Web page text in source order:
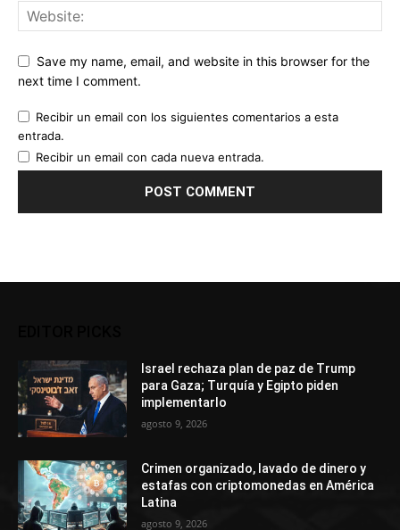
Save my name, email, and website in this browser for the
next time I comment.
Recibir un email con los siguientes comentarios a esta
entrada.
Recibir un email con cada nueva entrada.
Israel rechaza plan de paz de Trump
para Gaza; Turquía y Egipto piden
implementarlo
agosto 9, 2026
Crimen organizado, lavado de dinero y
estafas con criptomonedas en América
Latina
agosto 9, 2026